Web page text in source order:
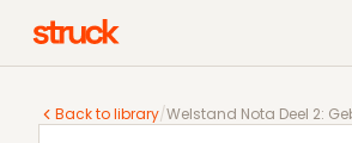
Back to library/Welstand Nota Deel 2:
Welstand Nota Deel 2: